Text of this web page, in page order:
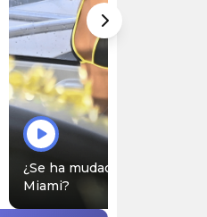
¿Se ha mudado Aitana a
Miami?